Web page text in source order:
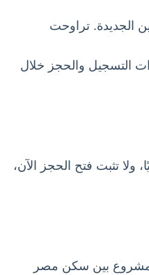
الجديدة. تراوحت
مربعة، وبدأت إجراءات التسجيل والحجز خلال
ولا تثبت فتح الحجز الآن،
بين سكن مصر